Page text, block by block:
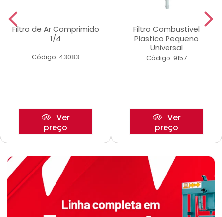
Filtro de Ar Comprimido
1/4
Código: 43083
Ver
preço
Filtro Combustivel
Plastico Pequeno
Universal
Código: 9157
Ver
preço